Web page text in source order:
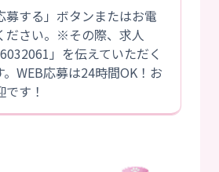
募する」ボタンまたはお電
ださい。※その際、求人
」を伝えていただく
。WEB応募は24時間OK！お
す！